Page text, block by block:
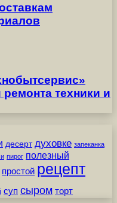
техники и
десерт духовке запеканка
пирог полезный
простой рецепт
суп сыром торт